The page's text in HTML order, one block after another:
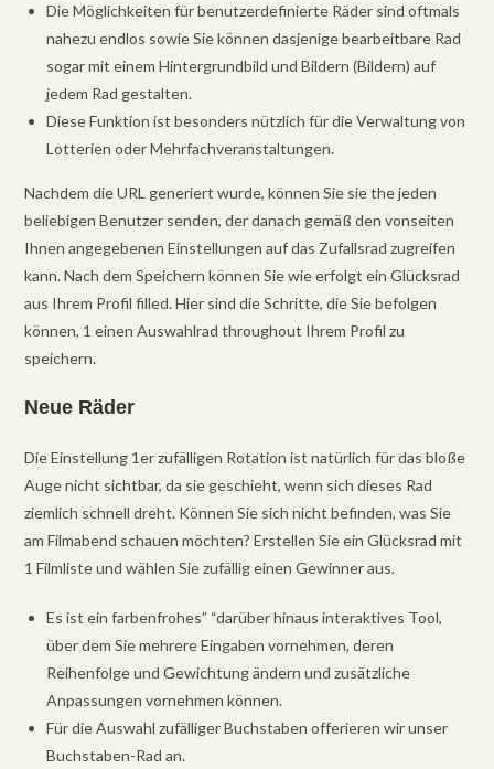
Die Möglichkeiten für benutzerdefinierte Räder sind oftmals
nahezu endlos sowie Sie können dasjenige bearbeitbare Rad
sogar mit einem Hintergrundbild und Bildern (Bildern) auf
jedem Rad gestalten.
Diese Funktion ist besonders nützlich für die Verwaltung von
Lotterien oder Mehrfachveranstaltungen.
Nachdem die URL generiert wurde, können Sie sie the jeden
beliebigen Benutzer senden, der danach gemäß den vonseiten
Ihnen angegebenen Einstellungen auf das Zufallsrad zugreifen
kann. Nach dem Speichern können Sie wie erfolgt ein Glücksrad
aus Ihrem Profil filled. Hier sind die Schritte, die Sie befolgen
können, 1 einen Auswahlrad throughout Ihrem Profil zu
speichern.
Neue Räder
Die Einstellung 1er zufälligen Rotation ist natürlich für das bloße
Auge nicht sichtbar, da sie geschieht, wenn sich dieses Rad
ziemlich schnell dreht. Können Sie sich nicht befinden, was Sie
am Filmabend schauen möchten? Erstellen Sie ein Glücksrad mit
1 Filmliste und wählen Sie zufällig einen Gewinner aus.
Es ist ein farbenfrohes” “darüber hinaus interaktives Tool,
über dem Sie mehrere Eingaben vornehmen, deren
Reihenfolge und Gewichtung ändern und zusätzliche
Anpassungen vornehmen können.
Für die Auswahl zufälliger Buchstaben offerieren wir unser
Buchstaben-Rad an.